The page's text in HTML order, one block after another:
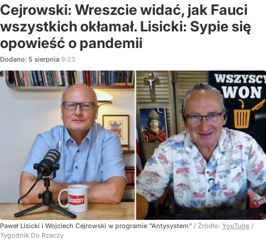
Cejrowski: Wreszcie widać, jak Fauci
wszystkich okłamał. Lisicki: Sypie się
opowieść o pandemii
Dodano: 5 sierpnia 9:23
Paweł Lisicki i Wojciech Cejrowski w programie "Antysystem" / Źródło: YouTube /
Tygodnik Do Rzeczy